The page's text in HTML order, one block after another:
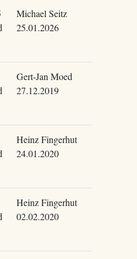
Michael Seitz
25.01.2026
Gert-Jan Moed
27.12.2019
Heinz Fingerhut
24.01.2020
Heinz Fingerhut
02.02.2020